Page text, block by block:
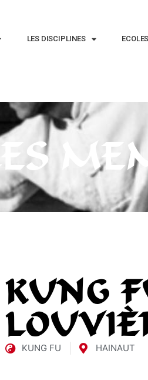
LES DISCIPLINES
KUNG
KUNG FU HAINAUT